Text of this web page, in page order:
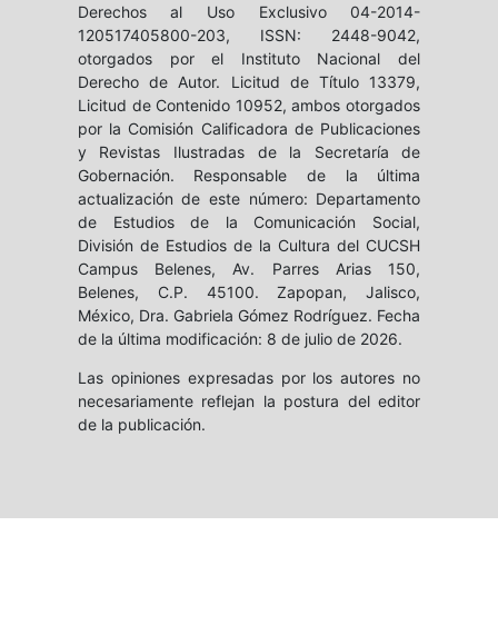
Derechos al Uso Exclusivo 04-2014-
120517405800-203, ISSN: 2448-9042,
otorgados por el Instituto Nacional del
Derecho de Autor. Licitud de Título 13379,
Licitud de Contenido 10952, ambos otorgados
por la Comisión Calificadora de Publicaciones
y Revistas Ilustradas de la Secretaría de
Gobernación. Responsable de la última
actualización de este número: Departamento
de Estudios de la Comunicación Social,
División de Estudios de la Cultura del CUCSH
Campus Belenes, Av. Parres Arias 150,
Belenes, C.P. 45100. Zapopan, Jalisco,
México, Dra. Gabriela Gómez Rodríguez. Fecha
de la última modificación: 8 de julio de 2026.
Las opiniones expresadas por los autores no
necesariamente reflejan la postura del editor
de la publicación.